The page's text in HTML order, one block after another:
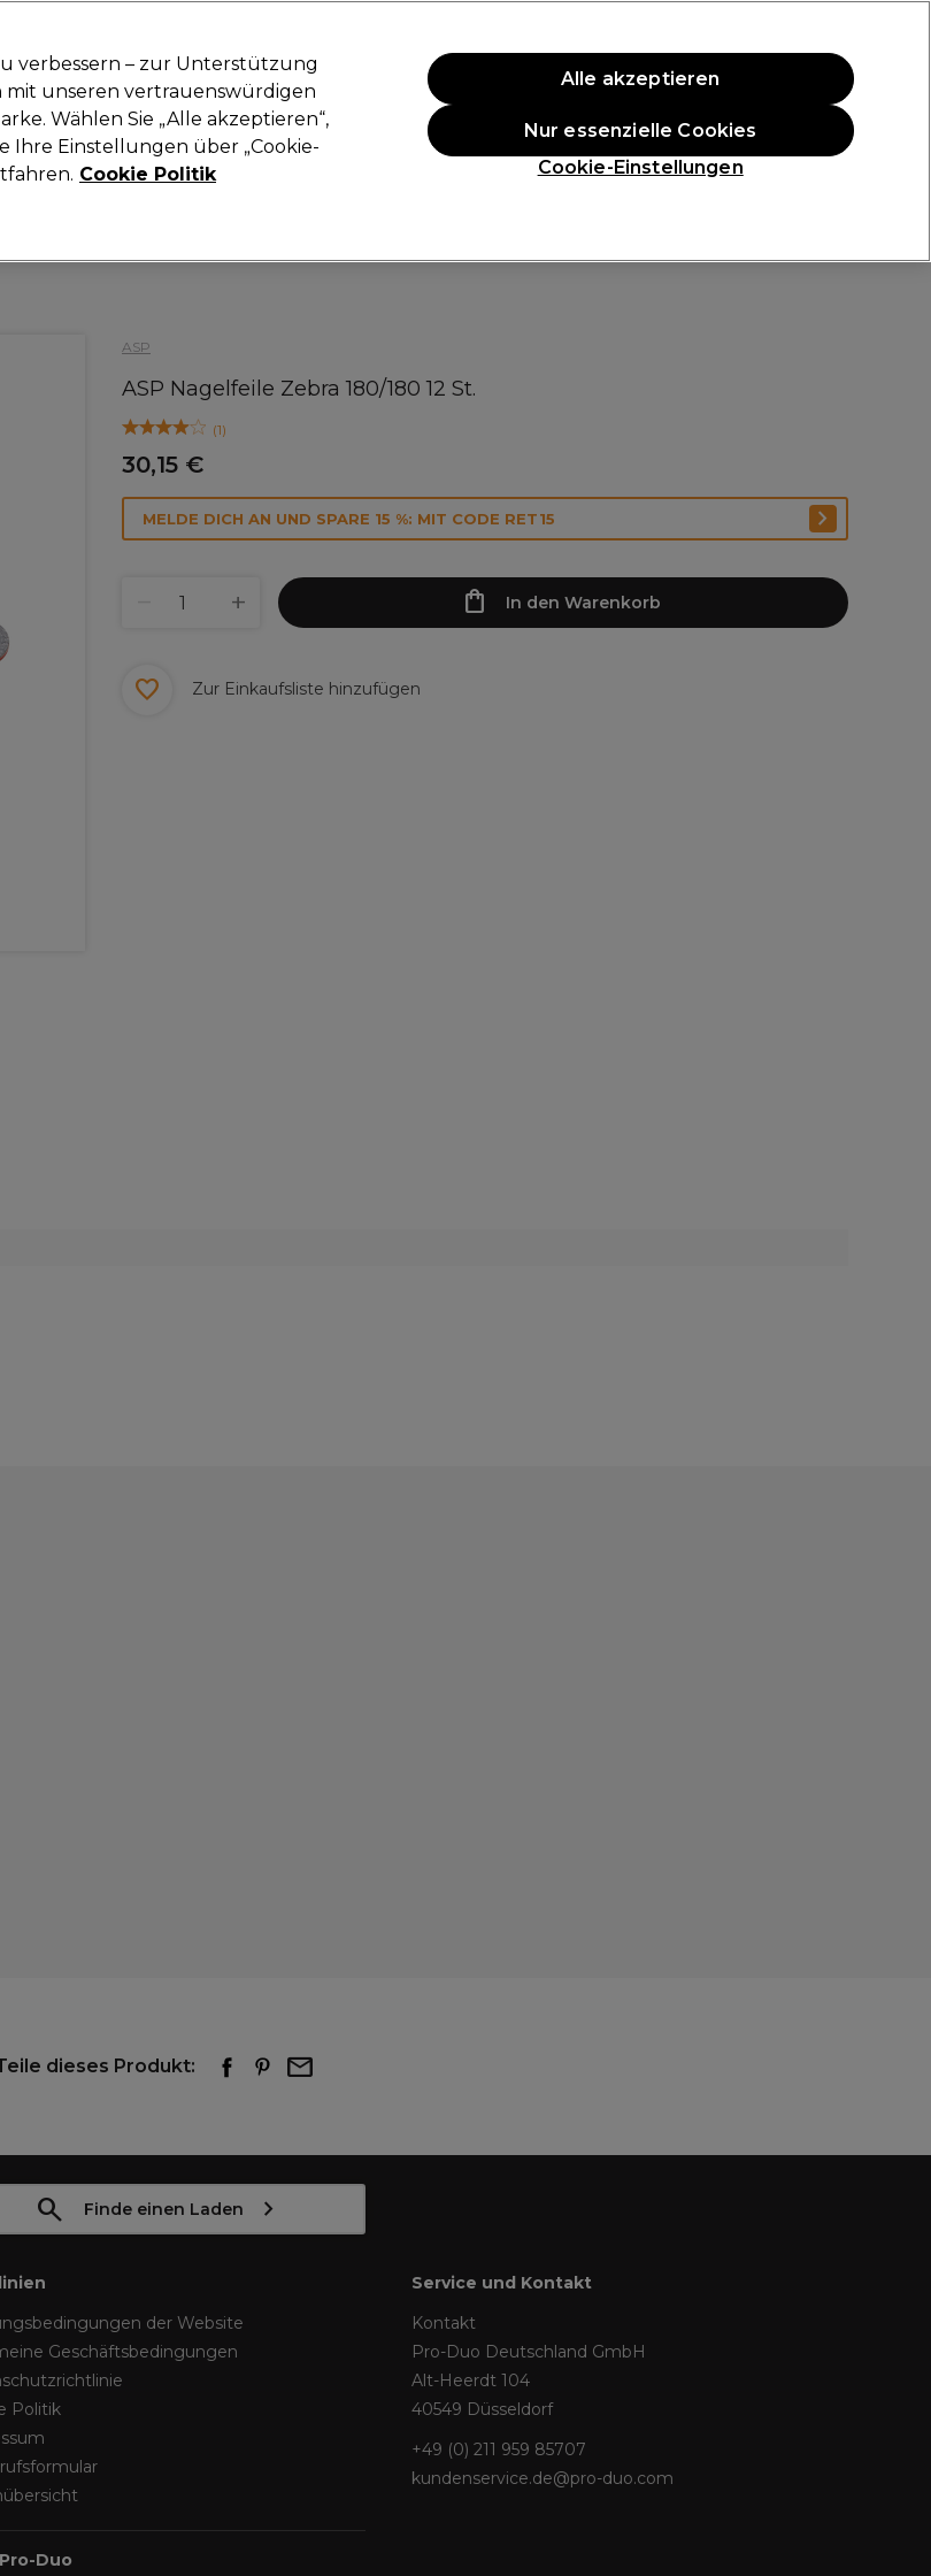
Anmelden
Kosmetik Herrenfriseur Inspiration Neue Produkte Die Professional Preise Vegane Produkte
Gratis Lieferung ab 40 €
ASP
ASP Nagelfeile Zebra 180/180 12 St.
(1)
30,15 €
MELDE DICH AN UND SPARE 15 %: MIT CODE RET15
In den Warenkorb
Zur Einkaufsliste hinzufügen
dieses Produkt:
Finde einen Laden
der Website
Geschäftsbedingungen
Politik
Duo
Service und Kontakt
Kontakt
Pro-Duo Deutschland GmbH
Alt-Heerdt 104
40549 Düsseldorf
+49 (0) 211 959 85707
kundenservice.de@pro-duo.com
verbessern – zur Unterstützung
mit unseren vertrauenswürdigen
Wählen Sie „Alle akzeptieren“,
Ihre Einstellungen über „Cookie-
Cookie Politik Cookie-Einstellungen
Nur essenzielle Cookies
Alle akzeptieren